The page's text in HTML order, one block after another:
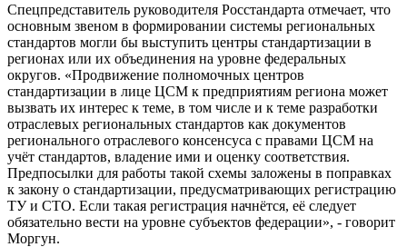
Спецпредставитель руководителя Росстандарта отмечает, что
основным звеном в формировании системы региональных
стандартов могли бы выступить центры стандартизации в
регионах или их объединения на уровне федеральных
округов. «Продвижение полномочных центров
стандартизации в лице ЦСМ к предприятиям региона может
вызвать их интерес к теме, в том числе и к теме разработки
отраслевых региональных стандартов как документов
регионального отраслевого консенсуса с правами ЦСМ на
учёт стандартов, владение ими и оценку соответствия.
Предпосылки для работы такой схемы заложены в поправках
к закону о стандартизации, предусматривающих регистрацию
ТУ и СТО. Если такая регистрация начнётся, её следует
обязательно вести на уровне субъектов федерации», - говорит
Моргун.